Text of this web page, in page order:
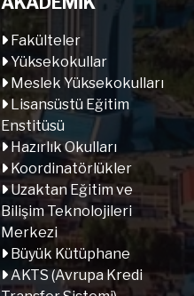
Fakülteler
Yüksekokullar
Meslek Yüksekokulları
Lisansüstü Eğitim
Enstitüsü
Hazırlık Okulları
Koordinatörlükler
Uzaktan Eğitim ve
Bilişim Teknolojileri
Merkezi
Büyük Kütüphane
AKTS (Avrupa Kredi